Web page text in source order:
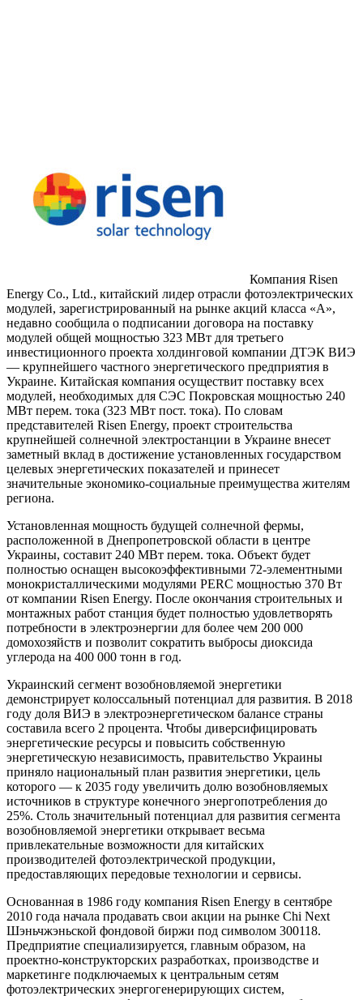
Компания Risen
Energy Co., Ltd., китайский лидер отрасли фотоэлектрических
модулей, зарегистрированный на рынке акций класса «А»,
недавно сообщила о подписании договора на поставку
модулей общей мощностью 323 МВт для третьего
инвестиционного проекта холдинговой компании ДТЭК ВИЭ
— крупнейшего частного энергетического предприятия в
Украине. Китайская компания осуществит поставку всех
модулей, необходимых для СЭС Покровская мощностью 240
МВт перем. тока (323 МВт пост. тока). По словам
представителей Risen Energy, проект строительства
крупнейшей солнечной электростанции в Украине внесет
заметный вклад в достижение установленных государством
целевых энергетических показателей и принесет
значительные экономико-социальные преимущества жителям
региона.
Установленная мощность будущей солнечной фермы,
расположенной в Днепропетровской области в центре
Украины, составит 240 МВт перем. тока. Объект будет
полностью оснащен высокоэффективными 72-элементными
монокристаллическими модулями PERC мощностью 370 Вт
от компании Risen Energy. После окончания строительных и
монтажных работ станция будет полностью удовлетворять
потребности в электроэнергии для более чем 200 000
домохозяйств и позволит сократить выбросы диоксида
углерода на 400 000 тонн в год.
Украинский сегмент возобновляемой энергетики
демонстрирует колоссальный потенциал для развития. В 2018
году доля ВИЭ в электроэнергетическом балансе страны
составила всего 2 процента. Чтобы диверсифицировать
энергетические ресурсы и повысить собственную
энергетическую независимость, правительство Украины
приняло национальный план развития энергетики, цель
которого — к 2035 году увеличить долю возобновляемых
источников в структуре конечного энергопотребления до
25%. Столь значительный потенциал для развития сегмента
возобновляемой энергетики открывает весьма
привлекательные возможности для китайских
производителей фотоэлектрической продукции,
предоставляющих передовые технологии и сервисы.
Основанная в 1986 году компания Risen Energy в сентябре
2010 года начала продавать свои акции на рынке Chi Next
Шэньчжэньской фондовой биржи под символом 300118.
Предприятие специализируется, главным образом, на
проектно-конструкторских разработках, производстве и
маркетинге подключаемых к центральным сетям
фотоэлектрических энергогенерирующих систем,